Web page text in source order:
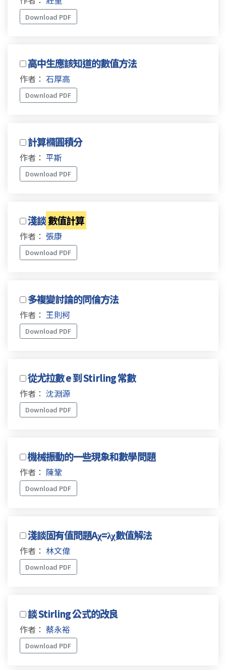
Download PDF
高中生應該知道的數值方法
作者： 石厚高
Download PDF
計算橢圓積分
作者： 平斯
Download PDF
淺談數值計算
作者： 張康
Download PDF
多複變討論的同倫方法
作者： 王則柯
Download PDF
從尤拉數 e 到 Stirling 常數
作者： 沈淵源
Download PDF
機械振動的一些現象和數學問題
作者： 陳鞏
Download PDF
淺談固有值問題Aχ=λχ數值解法
作者： 林文偉
Download PDF
談 Stirling 公式的改良
作者： 蔡永裕
Download PDF